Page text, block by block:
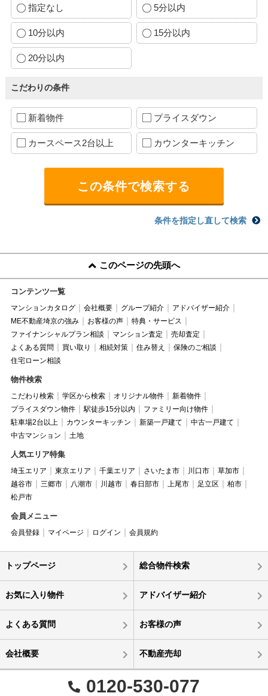
指定なし 5分以内
10分以内 15分以内
20分以内
こだわりの条件
新着物件 プライスダウン
カースペース2台以上 カウンターキッチン
条件を指定し直して検索
このページの先頭へ
コンテンツ一覧
マンションカタログ 会社概要 グループ紹介
アドバイザー紹介
ME不動産埼京の強み
お客様の声
特典・サービス
ファイナンシャルプラン相談
マンション査定
売却査定
よくある質問
買い取り 相続対策 住み替え
保険のご相談
住宅ローン相談
物件検索
こだわり検索 学区から検索 オリジナル物件
新着物件
プライスダウン物件
駅徒歩15分以内
ファミリー向け物件
駐車場2台以上
カウンターキッチン 新築一戸建て
中古一戸建て
中古マンション
土地
人気エリア特集
埼玉エリア 東京エリア 千葉エリア さいたま市 川口市
草加市
越谷市
三郷市 八潮市 川越市 春日部市 上尾市 足立区
柏市
松戸市
会員メニュー
会員登録 マイページ ログイン 会員規約
トップページ 総合物件検索
お気に入り物件 アドバイザー紹介
よくある質問 お客様の声
会社概要 不動産売却
0120-530-077